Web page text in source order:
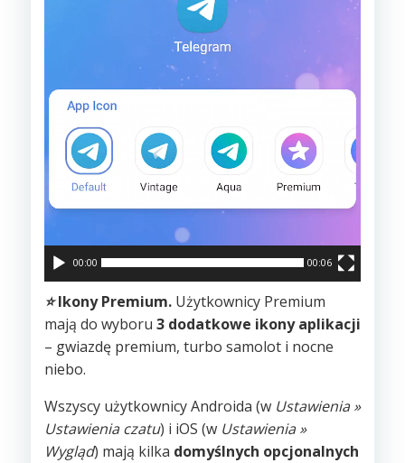
00:00 00:06
⭐️ Ikony Premium. Użytkownicy Premium
mają do wyboru 3 dodatkowe ikony aplikacji
– gwiazdę premium, turbo samolot i nocne
niebo.
Wszyscy użytkownicy Androida (w Ustawienia »
Ustawienia czatu) i iOS (w Ustawienia »
Wygląd) mają kilka domyślnych opcjonalnych